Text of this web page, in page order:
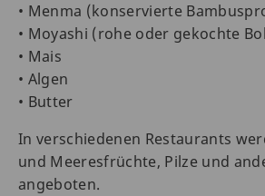
• Menma (konservierte
• Moyashi (rohe oder gekochte
• Mais
• Algen
• Butter
In verschiedenen Restaurants
und Meeresfrüchte, Pilze und
angeboten.